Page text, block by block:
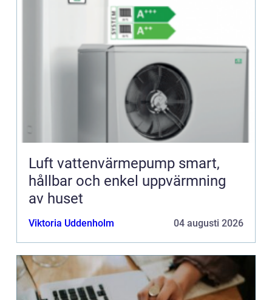
Luft vattenvärmepump smart,
hållbar och enkel uppvärmning
av huset
Viktoria Uddenholm 04 augusti 2026